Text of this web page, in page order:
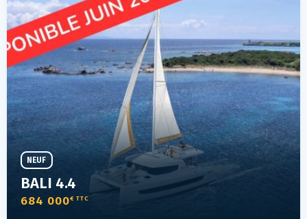
BALI 4.4
684 000€ TTC
NEUF